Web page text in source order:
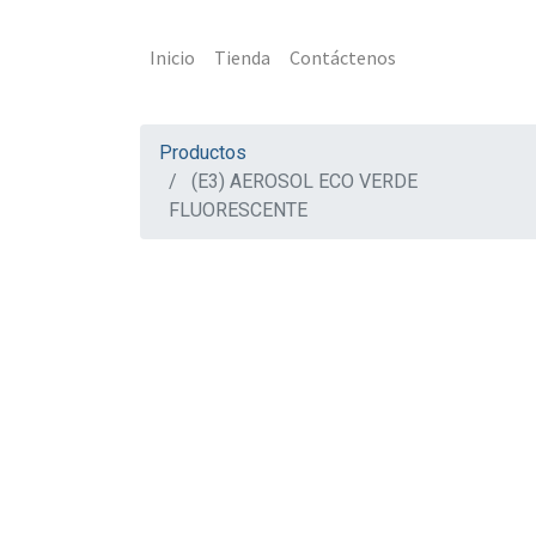
Inicio Tienda Contáctenos
Productos
(E3) AEROSOL ECO VERDE
FLUORESCENTE